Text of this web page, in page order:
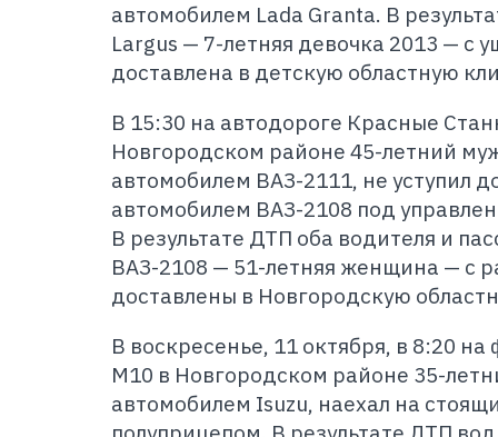
автомобилем Lada Granta. В
Largus — 7-летняя девочка 2013 — с
доставлена в детскую областную
В 15:30 на автодороге Красные
Новгородском районе 45-летний
автомобилем ВАЗ-2111, не уступил
автомобилем ВАЗ-2108 под
В результате ДТП оба водителя и
ВАЗ-2108 — 51-летняя женщина — с
доставлены в Новгородскую
В воскресенье, 11 октября, в 8:20
М10 в Новгородском районе 35-
автомобилем Isuzu, наехал на